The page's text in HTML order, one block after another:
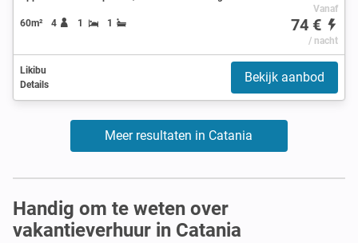
60m² 4 1 1
Vanaf
74 €
/ nacht
Likibu
Details
Bekijk aanbod
Meer resultaten in Catania
Handig om te weten over
vakantieverhuur in Catania